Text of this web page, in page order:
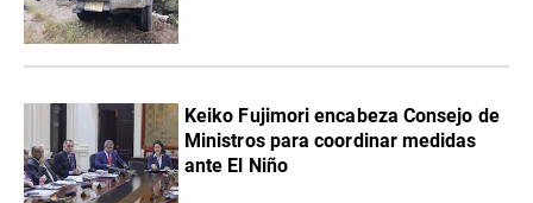
Keiko Fujimori encabeza Consejo de
Ministros para coordinar medidas
ante El Niño